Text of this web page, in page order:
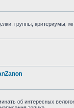
группы, критериумы,
об интересных